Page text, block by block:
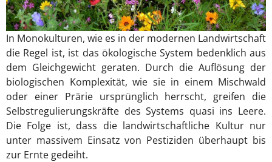
In Monokulturen, wie es in der modernen Landwirtschaft
die Regel ist, ist das ökologische System bedenklich aus
dem Gleichgewicht geraten. Durch die Auflösung der
biologischen Komplexität, wie sie in einem Mischwald
oder einer Prärie ursprünglich herrscht, greifen die
Selbstregulierungskräfte des Systems quasi ins Leere.
Die Folge ist, dass die landwirtschaftliche Kultur nur
unter massivem Einsatz von Pestiziden überhaupt bis
zur Ernte gedeiht.